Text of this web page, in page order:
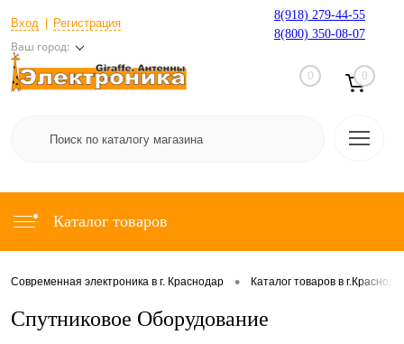
Вход Регистрация
Ваш город:
8(918) 279-44-55
8(800) 350-08-07
0 0
Каталог товаров
Современная электроника в г. Краснодар • Каталог товаров в
Спутниковое Оборудование